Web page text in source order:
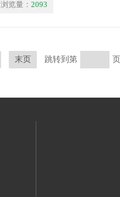
浏览量： 2093
末页 跳转到第 页